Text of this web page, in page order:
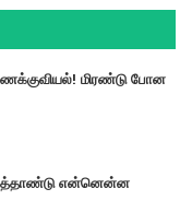
மிரண்டு போன
என்னென்ன